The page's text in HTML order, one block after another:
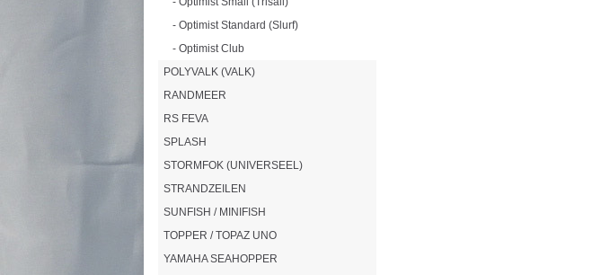
- Optimist Standard (Slurf)
- Optimist Club
POLYVALK (VALK)
RANDMEER
RS FEVA
SPLASH
STORMFOK (UNIVERSEEL)
STRANDZEILEN
SUNFISH / MINIFISH
TOPPER / TOPAZ UNO
YAMAHA SEAHOPPER